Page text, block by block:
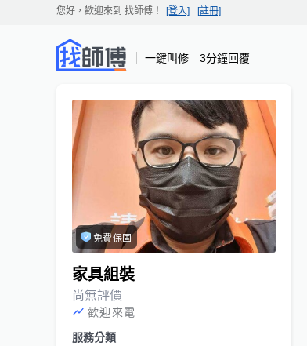
您好，歡迎來到 找師傅 ！ [登入] [註冊]
一鍵叫修 3分鐘回覆
免費保固
家具組裝
尚無評價
歡迎來電
服務分類